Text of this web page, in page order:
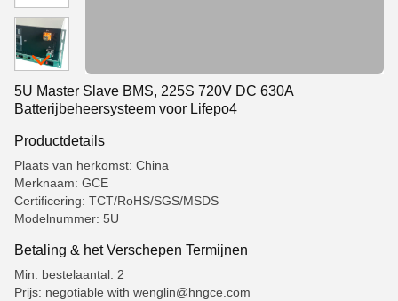
5U Master Slave BMS, 225S 720V DC 630A
Batterijbeheersysteem voor Lifepo4
Productdetails
Plaats van herkomst: China
Merknaam: GCE
Certificering: TCT/RoHS/SGS/MSDS
Modelnummer: 5U
Betaling & het Verschepen Termijnen
Min. bestelaantal: 2
Prijs: negotiable with wenglin@hngce.com